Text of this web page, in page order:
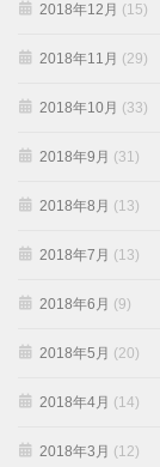
2018年12月 (15)
2018年11月 (29)
2018年10月 (33)
2018年9月 (31)
2018年8月 (13)
2018年7月 (13)
2018年6月 (9)
2018年5月 (20)
2018年4月 (14)
2018年3月 (12)